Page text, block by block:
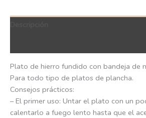
Plato de hierro fundido con bandeja de
Para todo tipo de platos de plancha.
Consejos prácticos:
– El primer uso: Untar el plato con un
calentarlo a fuego lento hasta que el